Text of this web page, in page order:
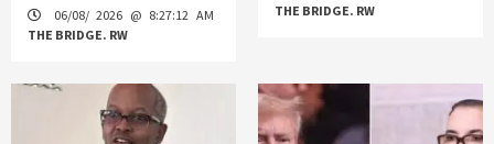
06/08/ 2026 @ 8:27:12 AM
THE BRIDGE. RW
THE BRIDGE. RW